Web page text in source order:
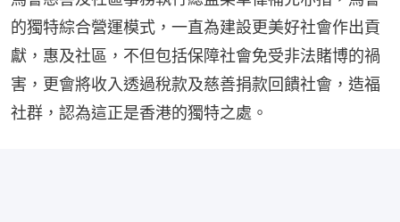
的獨特綜合營運模式，一直為建設更美好社會作出貢
獻，惠及社區，不但包括保障社會免受非法賭博的禍
害，更會將收入透過稅款及慈善捐款回饋社會，造福
社群，認為這正是香港的獨特之處。